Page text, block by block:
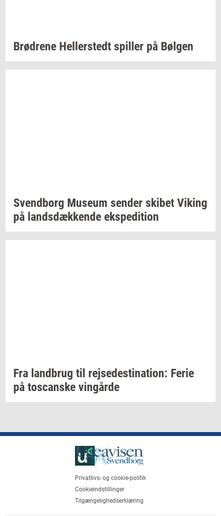
Brød­re­ne Hel­ler­stedt spil­ler på Bøl­gen
Svend­borg Mu­se­um sen­der ski­bet Viking
på lands­dæk­ken­de eks­pe­di­tion
Fra land­brug til rej­se­desti­na­tion: Ferie
på toscan­ske vin­går­de
Privatlivs- og cookie-politik
Cookieindstillinger
Tilgængelighedserklæring